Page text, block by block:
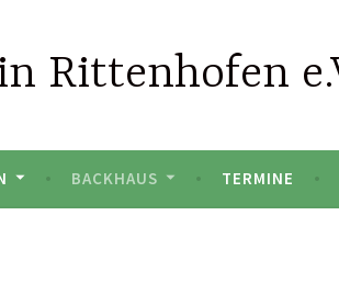
Rittenhofen
BACKHAUS TERMINE